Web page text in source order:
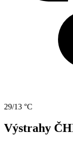
29/13 °C
Výstrahy